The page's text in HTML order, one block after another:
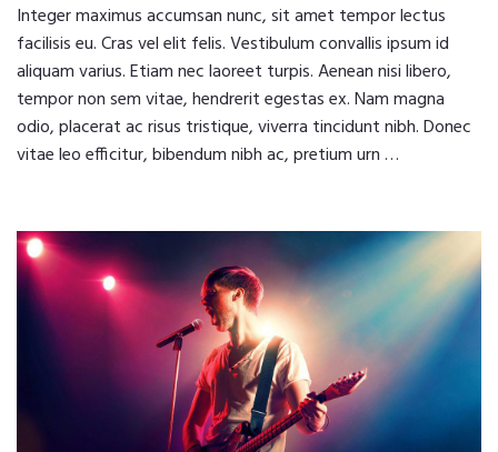
Integer maximus accumsan nunc, sit amet tempor lectus
facilisis eu. Cras vel elit felis. Vestibulum convallis ipsum id
aliquam varius. Etiam nec laoreet turpis. Aenean nisi libero,
tempor non sem vitae, hendrerit egestas ex. Nam magna
odio, placerat ac risus tristique, viverra tincidunt nibh. Donec
vitae leo efficitur, bibendum nibh ac, pretium urn …